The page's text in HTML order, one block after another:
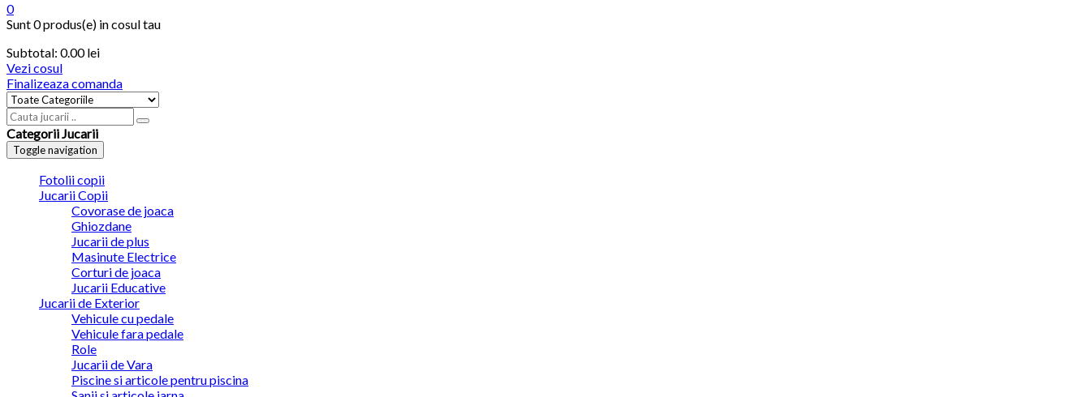
0
Sunt0 produs(e) in cosul tau
Subtotal: 0.00lei
Vezi cosul
Finalizeaza comanda
Categorii Jucarii
Toggle navigation
Fotolii copii
Jucarii Copii
Covorase de joaca
Ghiozdane
Jucarii de plus
Masinute Electrice
Corturi de joaca
Jucarii Educative
Jucarii de Exterior
Vehicule cu pedale
Vehicule fara pedale
Role
Jucarii de Vara
Piscine si articole pentru piscina